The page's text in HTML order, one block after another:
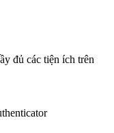
đủ các tiện ích trên